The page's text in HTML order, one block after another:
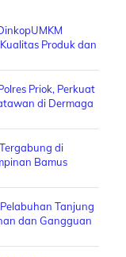
Produk dan
Priok, Perkuat
di Dermaga
di
Bamus
Pelabuhan Tanjung
dan Gangguan